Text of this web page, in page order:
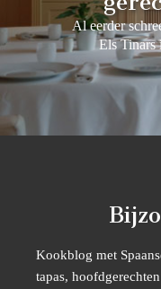
Al eerder
Els
Kookblog met
tapas,